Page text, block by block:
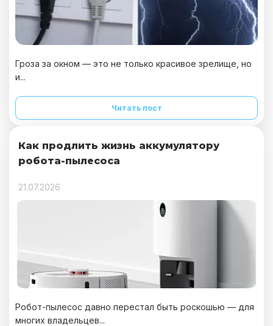
Гроза за окном — это не только красивое зрелище, но
и...
Читать пост
Как продлить жизнь аккумулятору
робота-пылесоса
21.07.2026
Робот-пылесос давно перестал быть роскошью — для
многих владельцев...